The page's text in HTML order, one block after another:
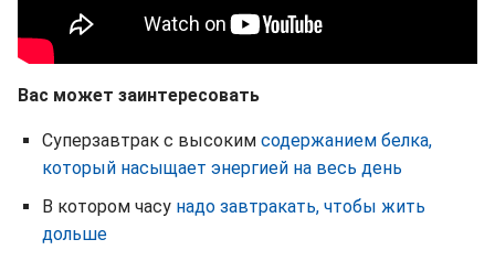
Вас может заинтересовать
Суперзавтрак с высоким содержанием белка,
который насыщает энергией на весь день
В котором часу надо завтракать, чтобы жить
дольше